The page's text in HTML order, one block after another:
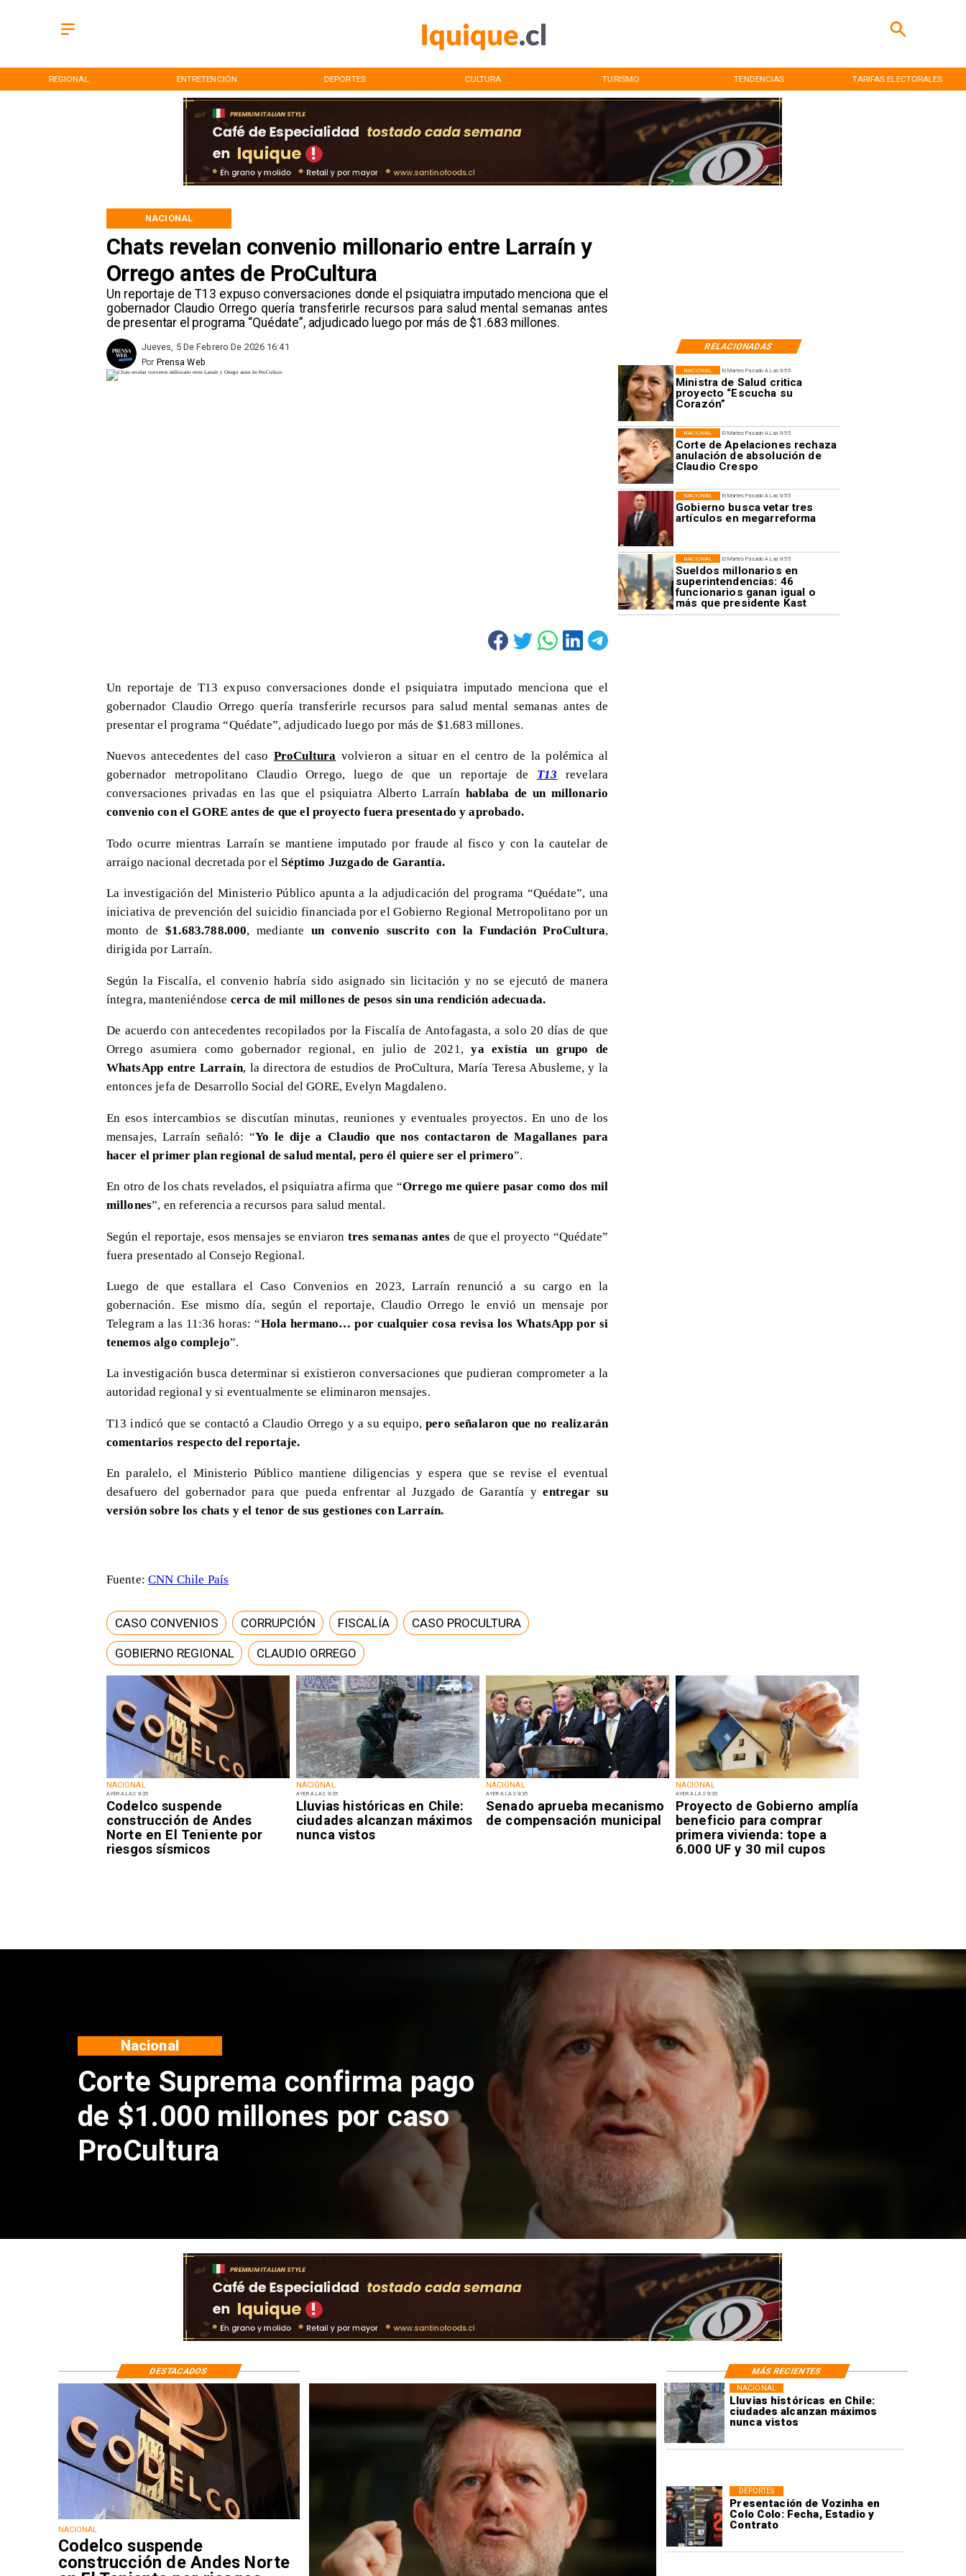
REGIONAL ENTRETENCIÓN DEPORTES CULTURA TURISMO TENDENCIAS TARIFAS ELECTORALES
Chats revelan convenio millonario entre Larraín y
Orrego antes de ProCultura
Un reportaje de T13 expuso conversaciones donde el psiquiatra imputado menciona que el
gobernador Claudio Orrego quería transferirle recursos para salud mental semanas antes
de presentar el programa “Quédate”, adjudicado luego por más de $1.683 millones.
NACIONAL
RELACIONADAS
Jueves, 5 De Febrero De 2026 16:41
Prensa Web
Por
NACIONAL
AYER A LAS 9:35
Codelco suspende
construcción de Andes
Norte en El Teniente por
riesgos sísmicos
NACIONAL
AYER A LAS 9:35
Lluvias históricas en Chile:
ciudades alcanzan máximos
nunca vistos
NACIONAL
AYER A LAS 9:35
Senado aprueba mecanismo
de compensación municipal
NACIONAL
AYER A LAS 9:35
Proyecto de Gobierno amplía
beneficio para comprar
primera vivienda: tope a
6.000 UF y 30 mil cupos
El Martes Pasado A Las 9:55
Ministra de Salud critica
proyecto “Escucha su
Corazón”
NACIONAL
El Martes Pasado A Las 9:55
Corte de Apelaciones rechaza
anulación de absolución de
Claudio Crespo
NACIONAL
El Martes Pasado A Las 9:55
Gobierno busca vetar tres
artículos en megarreforma
NACIONAL
El Martes Pasado A Las 9:55
Sueldos millonarios en
superintendencias: 46
funcionarios ganan igual o
más que presidente Kast
NACIONAL
Un reportaje de T13 expuso conversaciones donde el psiquiatra imputado menciona que el
gobernador Claudio Orrego quería transferirle recursos para salud mental semanas antes de
presentar el programa “Quédate”, adjudicado luego por más de $1.683 millones.
Nuevos antecedentes del caso ProCultura volvieron a situar en el centro de la polémica al
gobernador metropolitano Claudio Orrego, luego de que un reportaje de T13 revelara
conversaciones privadas en las que el psiquiatra Alberto Larraínhablaba de un millonario
convenio con el GORE antes de que el proyecto fuera presentado y aprobado.
Todo ocurre mientras Larraín se mantiene imputado por fraude al fisco y con la cautelar de
arraigo nacional decretada por elSéptimo Juzgado de Garantía.
La investigación del Ministerio Público apunta a la adjudicación del programa “Quédate”, una
iniciativa de prevención del suicidio financiada por el Gobierno Regional Metropolitano por un
monto de$1.683.788.000, mediante un convenio suscrito con la Fundación ProCultura,
dirigida por Larraín.
Según la Fiscalía, el convenio habría sido asignado sin licitación y no se ejecutó de manera
íntegra, manteniéndose cerca de mil millones de pesos sin una rendición adecuada.
De acuerdo con antecedentes recopilados por la Fiscalía de Antofagasta, a solo 20 días de que
Orrego asumiera como gobernador regional, en julio de 2021,ya existía un grupo de
WhatsApp entre Larraín, la directora de estudios de ProCultura, María Teresa Abusleme, y la
entonces jefa de Desarrollo Social del GORE, Evelyn Magdaleno.
En esos intercambios se discutían minutas, reuniones y eventuales proyectos. En uno de los
mensajes, Larraín señaló: “Yo le dije a Claudio que nos contactaron de Magallanes para
hacer el primer plan regional de salud mental, pero él quiere ser el primero”.
En otro de los chats revelados, el psiquiatra afirma que “Orrego me quiere pasar como dos mil
millones”, en referencia a recursos para salud mental.
Según el reportaje, esos mensajes se enviaron tres semanas antes de que el proyecto “Quédate”
fuera presentado al Consejo Regional.
Luego de que estallara el Caso Convenios en 2023, Larraín renunció a su cargo en la
gobernación. Ese mismo día, según el reportaje, Claudio Orrego le envió un mensaje por
Telegram a las 11:36 horas: “Hola hermano… por cualquier cosa revisa los WhatsApp por si
tenemos algo complejo”.
La investigación busca determinar si existieron conversaciones que pudieran comprometer a la
autoridad regional y si eventualmente se eliminaron mensajes.
T13 indicó que se contactó a Claudio Orrego y a su equipo,pero señalaron que no realizarán
comentarios respecto del reportaje.
En paralelo, el Ministerio Público mantiene diligencias y espera que se revise el eventual
desafuero del gobernador para que pueda enfrentar al Juzgado de Garantía yentregar su
versión sobre los chats y el tenor de sus gestiones con Larraín.
Fuente:CNN Chile País
CASO CONVENIOS CORRUPCIÓN FISCALÍA CASO PROCULTURA
GOBIERNO REGIONAL CLAUDIO ORREGO
Corte Suprema confirma pago
de $1.000 millones por caso
ProCultura
Nacional
Lluvias históricas en Chile:
ciudades alcanzan máximos
nunca vistos
NACIONAL
Presentación de Vozinha en
Colo Colo: Fecha, Estadio y
Contrato
DEPORTES
NACIONAL
Codelco suspende
construcción de Andes Norte
DESTACADOS MÁS RECIENTES